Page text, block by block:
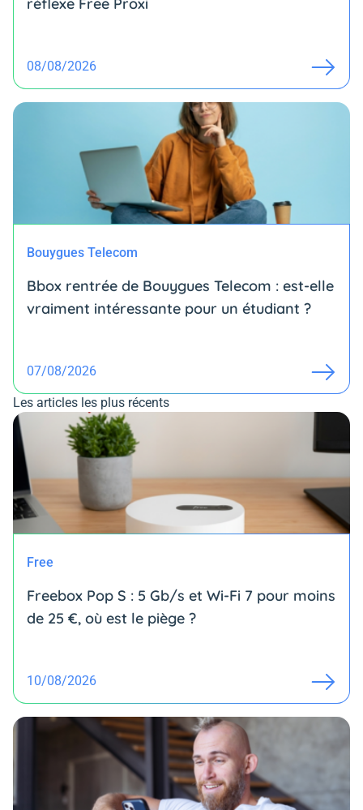
réflexe Free Proxi
08/08/2026
Bouygues Telecom
Bbox rentrée de Bouygues Telecom : est-elle
vraiment intéressante pour un étudiant ?
07/08/2026
Les articles les plus récents
Free
Freebox Pop S : 5 Gb/s et Wi-Fi 7 pour moins
de 25 €, où est le piège ?
10/08/2026